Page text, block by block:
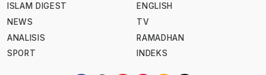
ISLAM DIGEST
NEWS
ANALISIS
SPORT
ENGLISH
TV
RAMADHAN
INDEKS